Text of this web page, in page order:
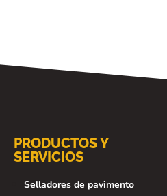
PRODUCTOS Y
SERVICIOS
Selladores de pavimento